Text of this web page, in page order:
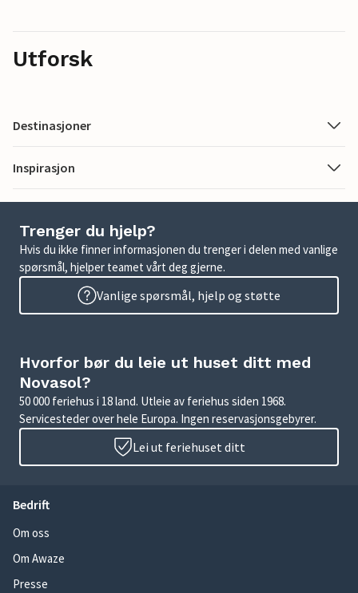
Utforsk
Destinasjoner
Inspirasjon
Trenger du hjelp?
Hvis du ikke finner informasjonen du trenger i delen med vanlige
spørsmål, hjelper teamet vårt deg gjerne.
Vanlige spørsmål, hjelp og støtte
Hvorfor bør du leie ut huset ditt med
Novasol?
50 000 feriehus i 18 land. Utleie av feriehus siden 1968.
Servicesteder over hele Europa. Ingen reservasjonsgebyrer.
Lei ut feriehuset ditt
Bedrift
Om oss
Om Awaze
Presse